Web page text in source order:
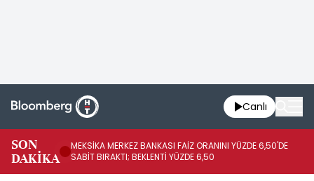
Canlı
SON
DAKİKA
MEKSİKA MERKEZ BANKASI FAİZ ORANINI YÜZDE 6,50'DE
SABİT BIRAKTI; BEKLENTİ YÜZDE 6,50